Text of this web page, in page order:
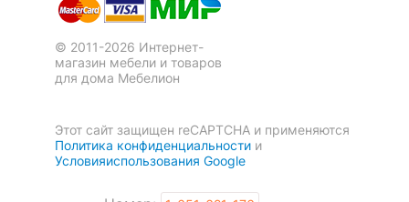
© 2011-2026 Интернет-
магазин мебели и товаров
для дома Мебелион
Этот сайт защищен reCAPTCHA и применяются
Политика конфиденциальности и
Условияиспользования Google